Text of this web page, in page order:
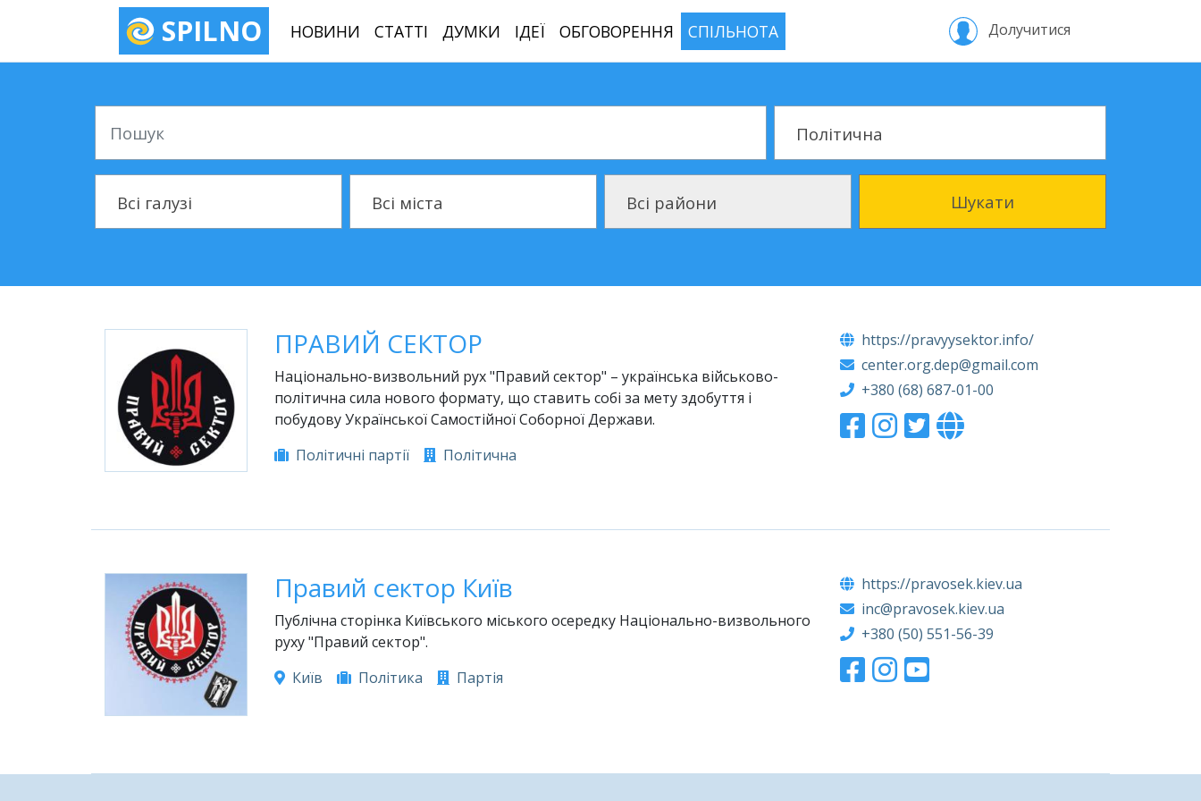
SPILNO НОВИНИ СТАТТІ ДУМКИ ІДЕЇ ОБГОВОРЕННЯ СПІЛЬНОТА Долучитися
Політична
Всі галузі Всі міста Всі райони Шукати
ПРАВИЙ СЕКТОР
Національно-визвольний рух "Правий сектор" – українська військово-
політична сила нового формату, що ставить собі за мету здобуття і
побудову Української Самостійної Соборної Держави.
Політичні партії
Політична
https://pravyysektor.info/
center.org.dep@gmail.com
+380 (68) 687-01-00
Правий сектор Київ
Публічна сторінка Київського міського осередку Національно-визвольного
руху "Правий сектор".
Київ
Політика Партія
https://pravosek.kiev.ua
inc@pravosek.kiev.ua
+380 (50) 551-56-39